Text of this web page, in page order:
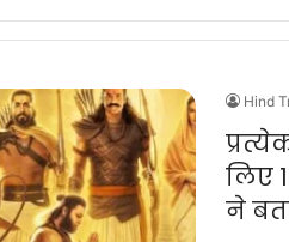
Hind
लिए
ने